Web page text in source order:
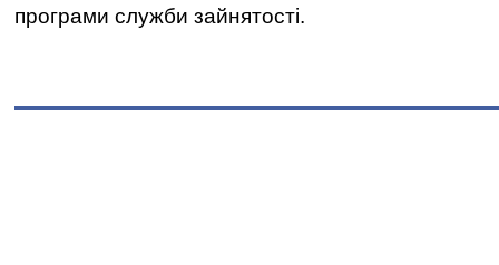
програми служби зайнятості.